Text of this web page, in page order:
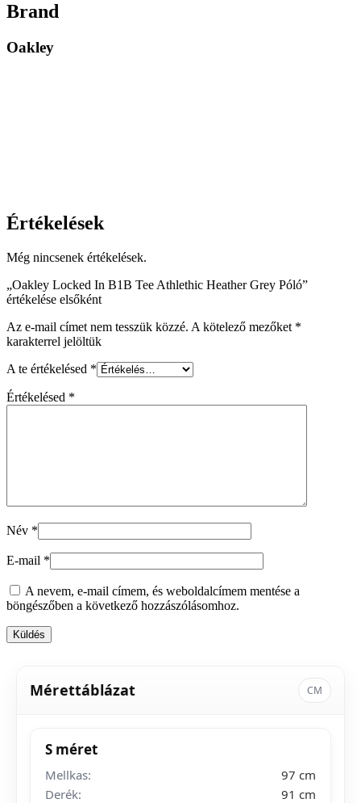
Brand
Oakley
Értékelések
Még nincsenek értékelések.
„Oakley Locked In B1B Tee Athlethic Heather Grey Póló”
értékelése elsőként
Az e-mail címet nem tesszük közzé. A kötelező mezőket *
karakterrel jelöltük
A te értékelésed *
Értékelésed *
Név *
E-mail *
A nevem, e-mail címem, és weboldalcímem mentése a
böngészőben a következő hozzászólásomhoz.
Mérettáblázat CM
S méret
Mellkas:
97 cm
Derék:
91 cm